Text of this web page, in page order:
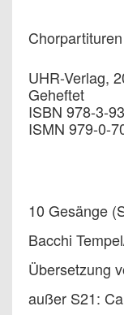
UHR-Verlag,
Geheftet
ISBN 978-3-
ISMN 979-0-
10 Gesänge
Bacchi
Übersetzung
außer S21: